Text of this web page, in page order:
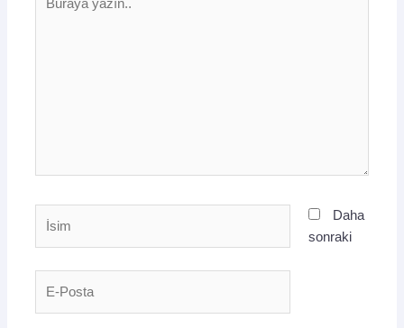
yazın..
Daha
sonraki